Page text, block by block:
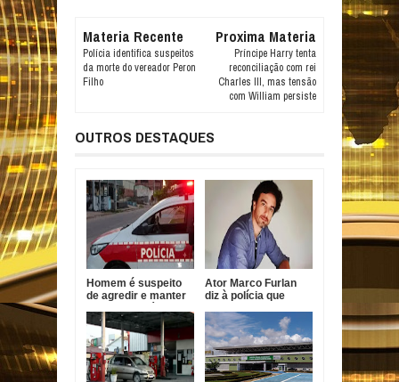
Materia Recente
Polícia identifica suspeitos
da morte do vereador Peron
Filho
Proxima Materia
Príncipe Harry tenta
reconciliação com rei
Charles III, mas tensão
com William persiste
OUTROS DESTAQUES
Homem é suspeito
de agredir e manter
na Paraíba
Ator Marco Furlan
diz à polícia que
com namorada após
prisão por estupro
de vulnerável